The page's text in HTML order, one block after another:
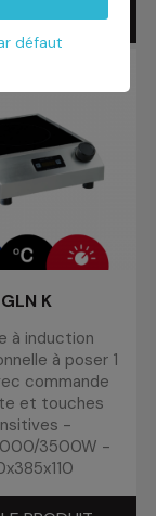
PRODUIT
GLN K
à induction
à poser 1
commande
et touches
-
3500W -
défaut